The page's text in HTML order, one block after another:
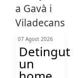
07 Agost 2026
Detingut
un